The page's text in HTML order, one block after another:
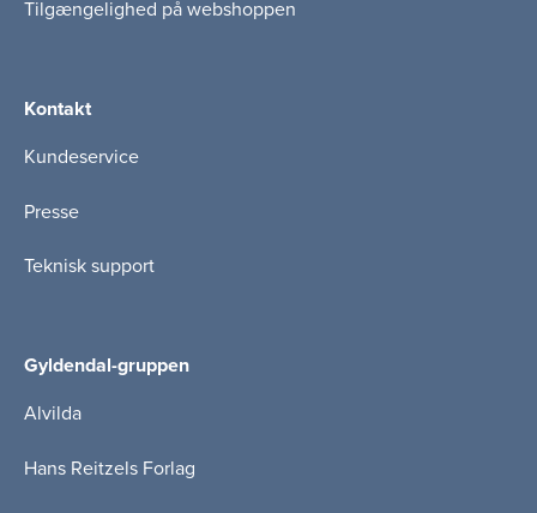
Tilgængelighed på webshoppen
Kontakt
Kundeservice
Presse
Teknisk support
Gyldendal-gruppen
Alvilda
Hans Reitzels Forlag